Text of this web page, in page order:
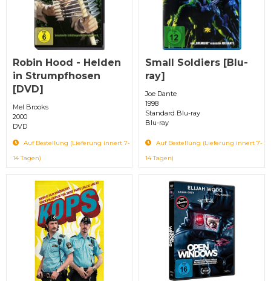
Robin Hood - Helden
in Strumpfhosen
[DVD]
Mel Brooks
2000
DVD
Auf Bestellung (Lieferung innert 7-
14 Tagen)
Small Soldiers [Blu-
ray]
Joe Dante
1998
Standard Blu-ray
Blu-ray
Auf Bestellung (Lieferung innert 7-
14 Tagen)